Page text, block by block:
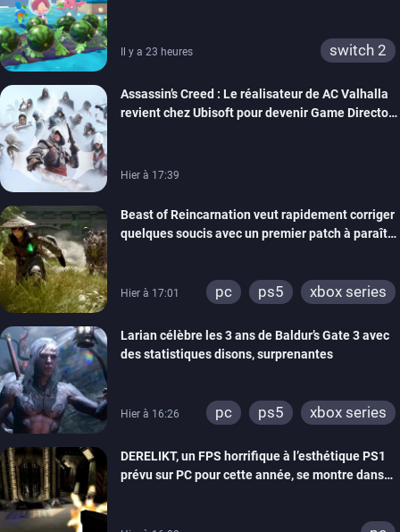
Il y a 23 heures switch 2
Assassin’s Creed : Le réalisateur de AC Valhalla
revient chez Ubisoft pour devenir Game Director
Hier à 17:39
Beast of Reincarnation veut rapidement corriger
quelques soucis avec un premier patch à paraître
Hier à 17:01 pc ps5 xbox series
Larian célèbre les 3 ans de Baldur’s Gate 3 avec
des statistiques disons, surprenantes
Hier à 16:26 pc ps5 xbox series
DERELIKT, un FPS horrifique à l’esthétique PS1
prévu sur PC pour cette année, se montre dans